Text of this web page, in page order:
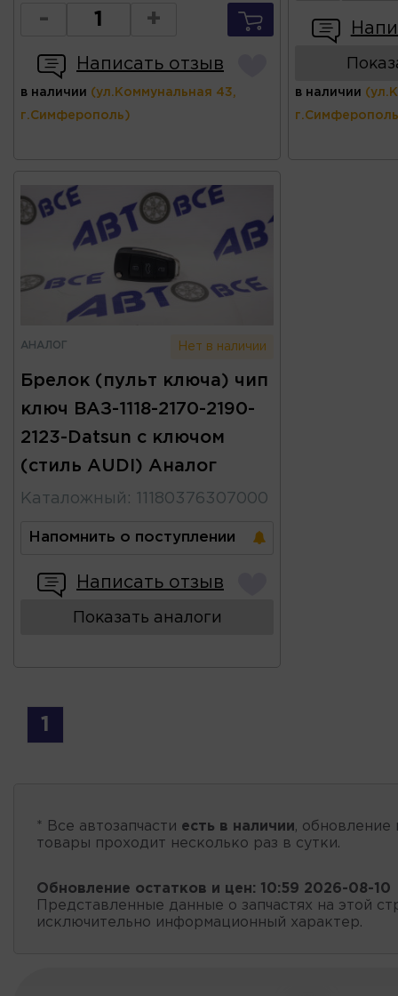
- +
Написать отзыв
в наличии (ул.Коммунальная 43,
г.Симферополь)
в наличии
АНАЛОГ Нет в наличии
Брелок (пульт ключа) чип
ключ ВАЗ-1118-2170-2190-
2123-Datsun с ключом
(стиль AUDI) Аналог
Каталожный : 11180376307000
Напомнить о поступлении
Написать отзыв
Показать аналоги
1
* Все автозапчасти есть в наличии, обновление
товары проходит несколько раз в сутки.
Обновление остатков и цен: 10:59 2026-08-10
Представленные данные о запчастях на этой
исключительно информационный характер.